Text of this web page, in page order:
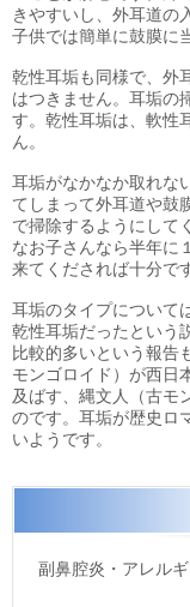
きやすいし、外耳道の
子供では簡単に鼓膜に
乾性耳垢も同様で、外
はつきません。耳垢の
す。乾性耳垢は、軟性
ん。
耳垢がなかなか取れな
てしまって外耳道や鼓
で掃除するようにして
なお子さんなら半年に
来てくだされば十分で
耳垢のタイプについて
乾性耳垢だったという
比較的多いという報告
モンゴロイド）が西日
及ばす、縄文人（古モ
のです。耳垢が歴史ロ
いようです。
副鼻腔炎・アレル